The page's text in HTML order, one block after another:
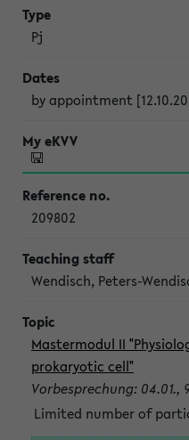
Pj
by appointment
209802
Wendisch, Peters-
Mastermodul II
prokaryotic cell"
Vorbesprechung: 04.01.,
Limited number of